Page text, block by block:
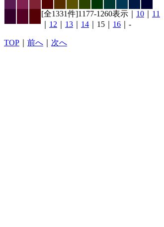
[全1331件]1177-1260表示｜ 10
11
12 13 14 ｜15｜ 16 ｜-
TOP 前へ 次へ